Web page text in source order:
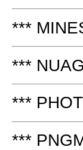
***
***
***
***